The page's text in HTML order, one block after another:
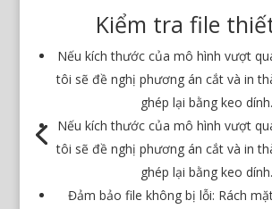
Kiểm tra file
Nếu kích thước của mô hình vượt
tôi sẽ đề nghị phương án cắt và in
ghép lại bằng keo dính.
Nếu kích thước của mô hình vượt
tôi sẽ đề nghị phương án cắt và in
ghép lại bằng keo dính.
Đảm bảo file không bị lỗi: Rách